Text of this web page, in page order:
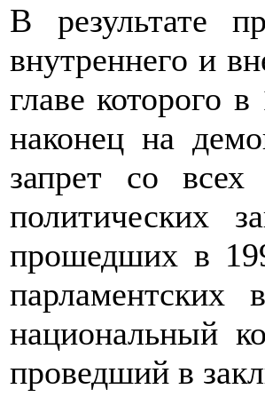
В результате
внутреннего и
главе которого
наконец на
запрет со
политических
прошедших в
парламентских
национальный
проведший в